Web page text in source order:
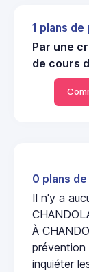
1 plans
Par une
de cours
0 plans
Il n'y a
À
prévention
inquiéter